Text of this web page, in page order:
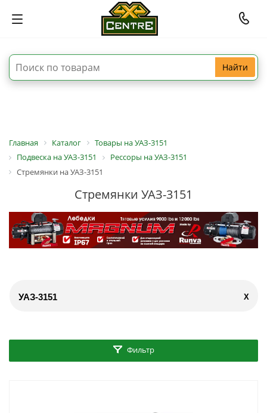
Найти
Главная Каталог
Товары на УАЗ-3151
Подвеска на УАЗ-3151
Рессоры на УАЗ-3151
Стремянки на УАЗ-3151
Стремянки УАЗ-3151
УАЗ-3151 X
Фильтр